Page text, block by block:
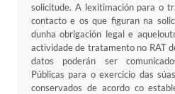
solicitude. A lexitimación para o
contacto e os que figuran na
dunha obrigación legal e
actividade de tratamento no RAT
datos poderán ser
Públicas para o exercicio das
conservados de acordo co